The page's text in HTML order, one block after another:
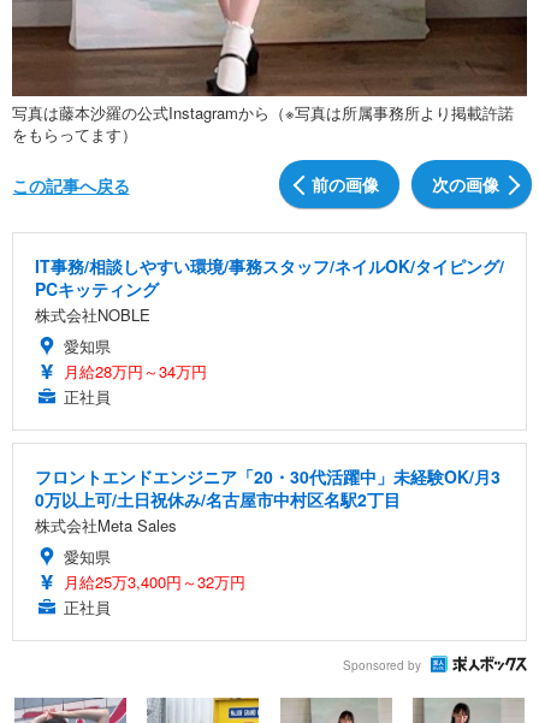
写真は藤本沙羅の公式Instagramから（※写真は所属事務所より掲載許諾
をもらってます）
前の画像 次の画像
この記事へ戻る
IT事務/相談しやすい環境/事務スタッフ/ネイルOK/タイピング/
PCキッティング
株式会社NOBLE
愛知県
月給28万円～34万円
正社員
フロントエンドエンジニア「20・30代活躍中」未経験OK/月3
0万以上可/土日祝休み/名古屋市中村区名駅2丁目
株式会社Meta Sales
愛知県
月給25万3,400円～32万円
正社員
Sponsored by